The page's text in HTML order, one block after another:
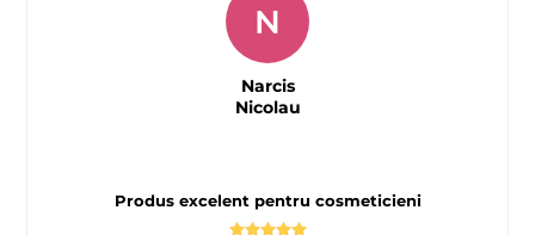
Produs excelent pentru cosmeticieni
N
Narcis
Nicolau